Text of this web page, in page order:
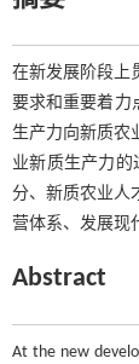
在新发展阶段上
要求和重要着力
生产力向新质农
业新质生产力的
分、新质农业人
营体系、发展现
Abstract
At the new